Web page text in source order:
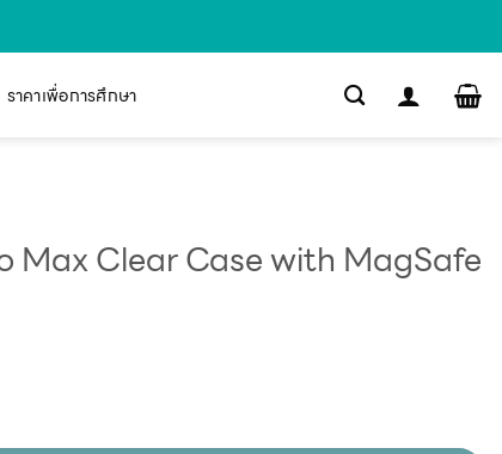
ราคาเพื่อการศึกษา
Max Clear Case with MagSafe